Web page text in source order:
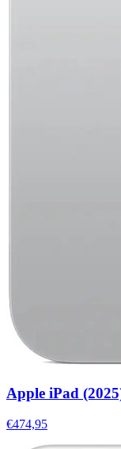
Apple iPad
€474,95